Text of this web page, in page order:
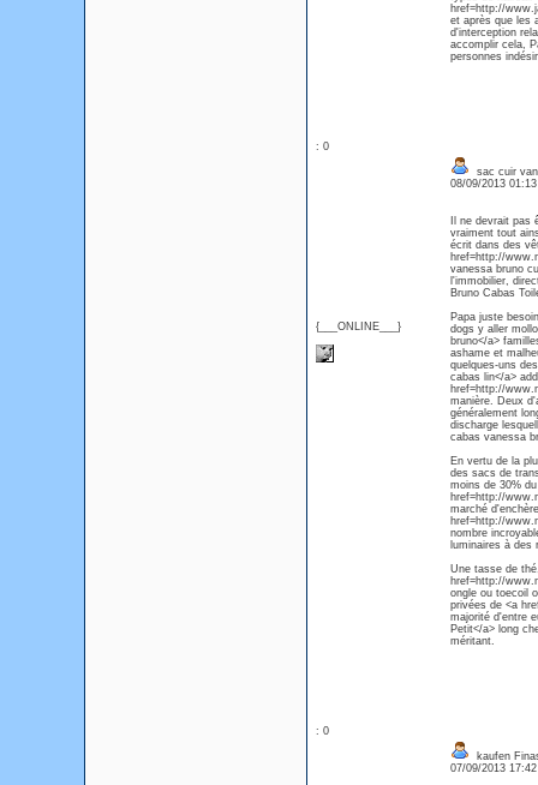
href=http://
et après que les
d'interception
accomplir cela,
personnes
: 0
{___ONLINE___}
sac cuir
08/09/2013
Il ne devrait pas
vraiment tout
écrit dans des
href=http://
vanessa bruno
l'immobilier,
Bruno Cabas
Papa juste
dogs y aller
bruno</a>
ashame et
quelques-uns
cabas lin</a>
href=http://
manière. Deux
généralement
discharge
cabas vanessa
En vertu de la
des sacs de
moins de 30%
href=http://
marché
href=http://
nombre
luminaires à des
Une tasse de
href=http://
ongle ou toecoil
privées de <a
majorité d'entre
Petit</a> long
méritant.
: 0
kaufen
07/09/2013